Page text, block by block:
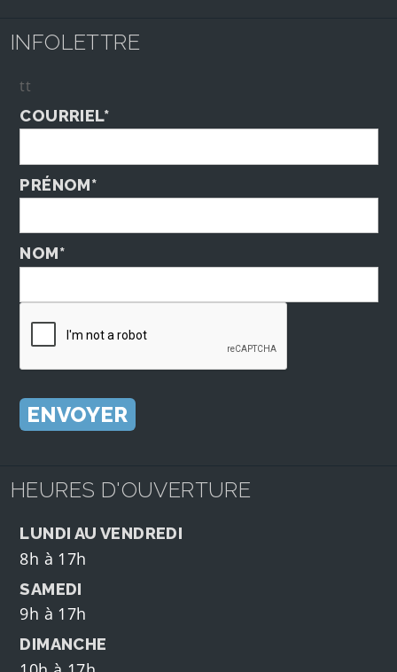
INFOLETTRE
tt
COURRIEL*
PRÉNOM*
NOM*
HEURES D'OUVERTURE
LUNDI AU VENDREDI
8h à 17h
SAMEDI
9h à 17h
DIMANCHE